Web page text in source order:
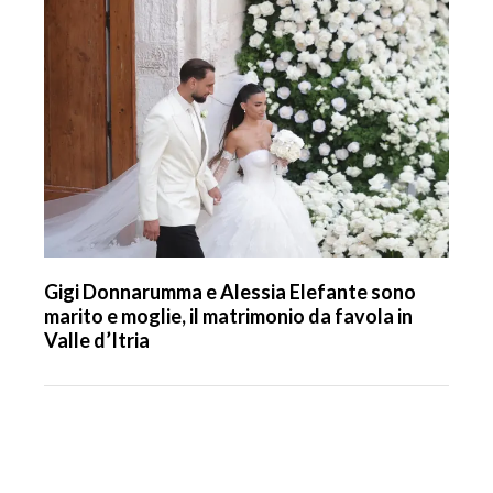
Gigi Donnarumma e Alessia Elefante sono
marito e moglie, il matrimonio da favola in
Valle d’Itria